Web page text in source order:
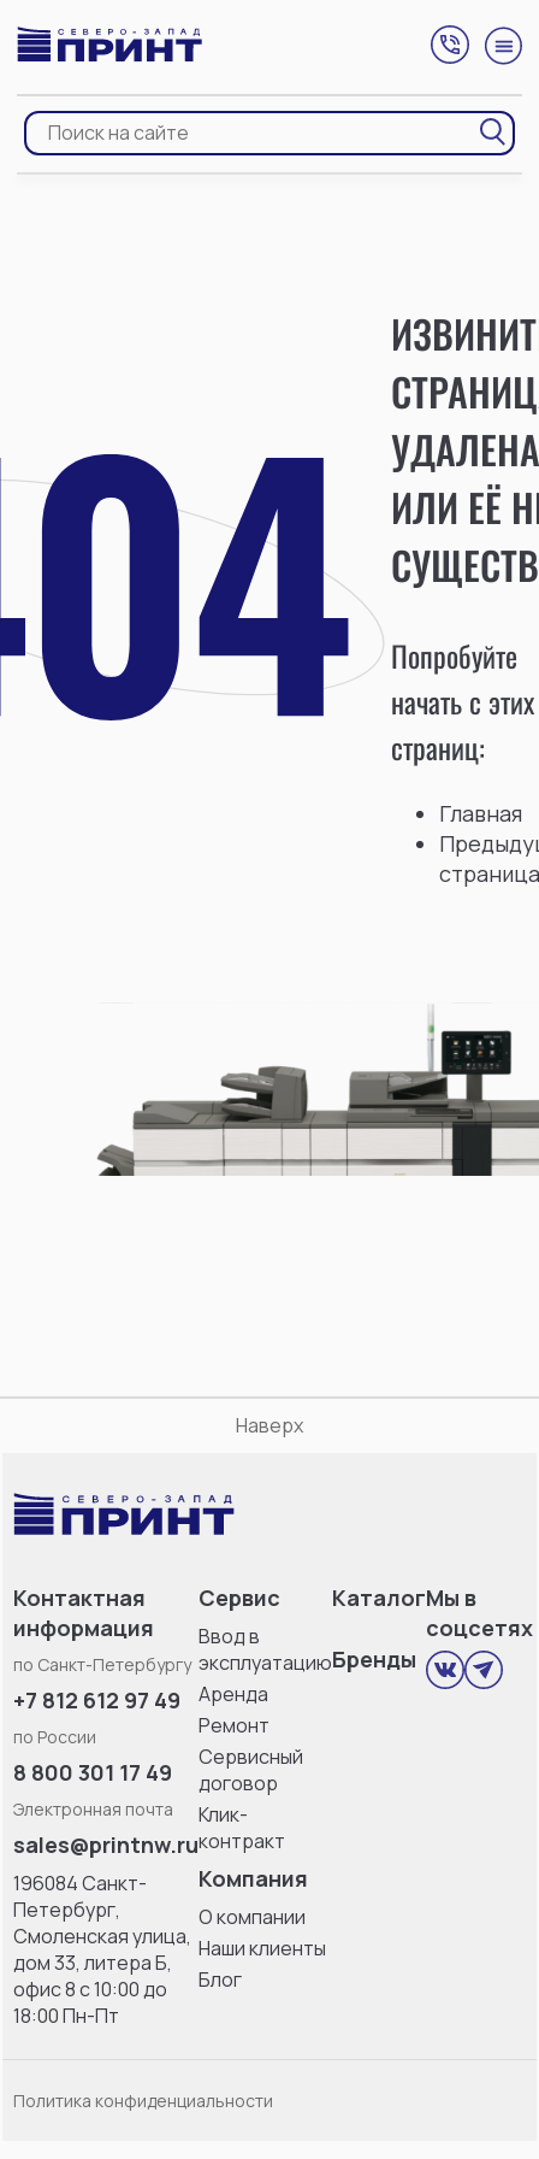
УДАЛЕНА
ИЛИ ЕЁ
Попробуйте
начать с этих
страниц:
Главная
страница
Наверх
Контактная
информация
по Санкт-Петербургу
+7 812 612 97 49
по России
8 800 301 17 49
Электронная почта
sales@printnw.ru
196084 Санкт-
Петербург,
Смоленская улица,
дом 33, литерa Б,
офис 8 с 10:00 до
18:00 Пн-Пт
Сервис
Ввод в
эксплуатацию
Аренда
Ремонт
Сервисный
договор
Клик-
контракт
Компания
О компании
Наши клиенты
Блог
Каталог
Бренды
Мы в
соцсетях
Политика конфиденциальности